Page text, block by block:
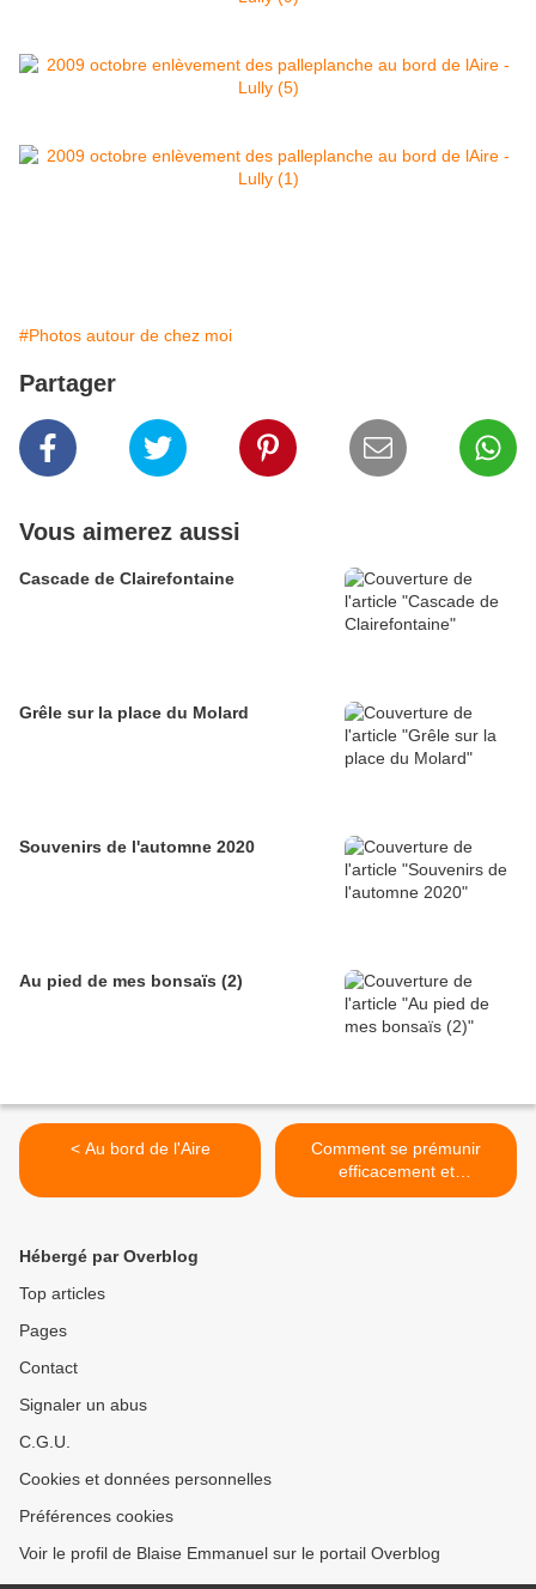
#Photos autour de chez moi
Partager
Vous aimerez aussi
Cascade de Clairefontaine
Grêle sur la place du Molard
Souvenirs de l'automne 2020
Au pied de mes bonsaïs (2)
< Au bord de l'Aire
Comment se prémunir
efficacement et
économiquement du virus
Hébergé par Overblog
Top articles
Pages
Contact
Signaler un abus
C.G.U.
Cookies et données personnelles
Préférences cookies
Voir le profil de Blaise Emmanuel sur le portail Overblog